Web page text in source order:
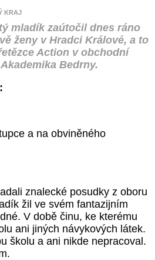
KRAJ
mladík zaútočil dnes ráno
ženy v Hradci Králové, a to
Action v obchodní
Bedrny.
a na obviněného
znalecké posudky z oboru
žil ve svém fantazijním
V době činu, ke kterému
ani jiných návykových látek.
školu a ani nikde nepracoval.